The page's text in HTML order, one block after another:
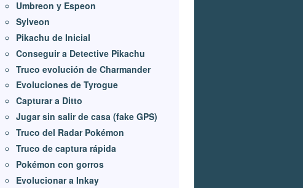
Umbreon y Espeon
Sylveon
Pikachu de Inicial
Conseguir a Detective Pikachu
Truco evolución de Charmander
Evoluciones de Tyrogue
Capturar a Ditto
Jugar sin salir de casa (fake GPS)
Truco del Radar Pokémon
Truco de captura rápida
Pokémon con gorros
Evolucionar a Inkay